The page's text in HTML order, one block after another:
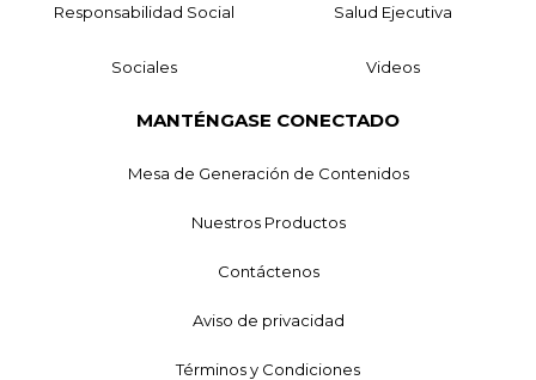
Responsabilidad Social Salud Ejecutiva
Sociales Videos
MANTÉNGASE CONECTADO
Mesa de Generación de Contenidos
Nuestros Productos
Contáctenos
Aviso de privacidad
Términos y Condiciones